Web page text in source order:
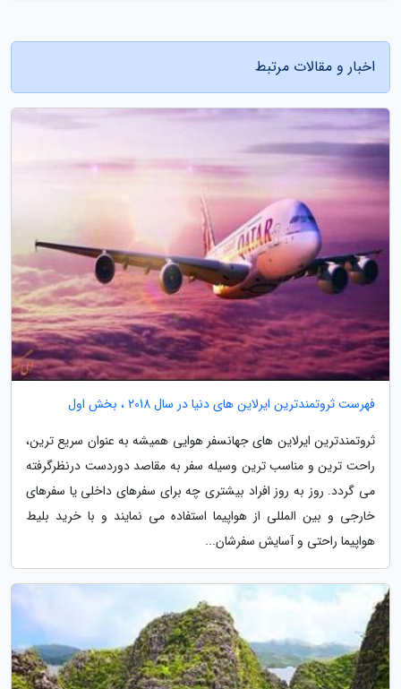
اخبار و مقالات مرتبط
فهرست ثروتمندترین ایرلاین های دنیا در سال 2018 ، بخش اول
ثروتمندترین ایرلاین های جهانسفر هوایی همیشه به عنوان سریع ترین،
راحت ترین و مناسب ترین وسیله سفر به مقاصد دوردست درنظرگرفته
می گردد. روز به روز افراد بیشتری چه برای سفرهای داخلی یا سفرهای
خارجی و بین المللی از هواپیما استفاده می نمایند و با خرید بلیط
هواپیما راحتی و آسایش سفرشان...